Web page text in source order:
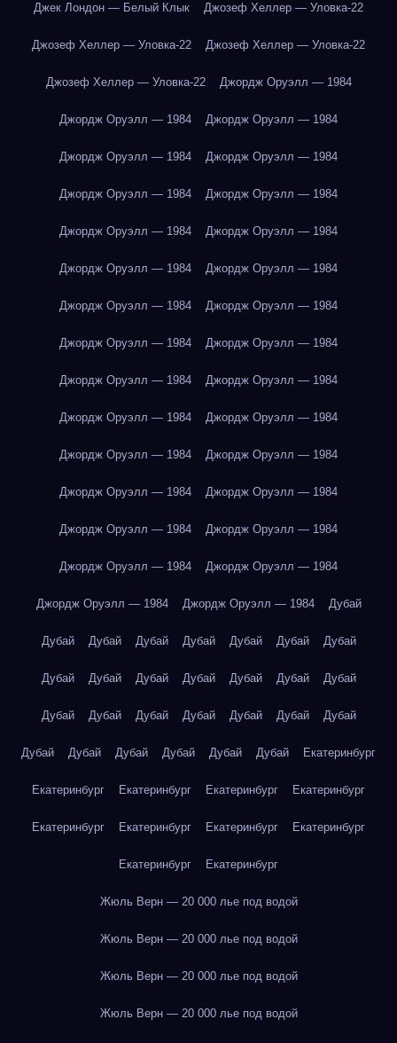
Джек Лондон — Белый Клык Джозеф Хеллер — Уловка-22
Джозеф Хеллер — Уловка-22 Джозеф Хеллер — Уловка-22
Джозеф Хеллер — Уловка-22 Джордж Оруэлл — 1984
Джордж Оруэлл — 1984 Джордж Оруэлл — 1984
Джордж Оруэлл — 1984 Джордж Оруэлл — 1984
Джордж Оруэлл — 1984 Джордж Оруэлл — 1984
Джордж Оруэлл — 1984 Джордж Оруэлл — 1984
Джордж Оруэлл — 1984 Джордж Оруэлл — 1984
Джордж Оруэлл — 1984 Джордж Оруэлл — 1984
Джордж Оруэлл — 1984 Джордж Оруэлл — 1984
Джордж Оруэлл — 1984 Джордж Оруэлл — 1984
Джордж Оруэлл — 1984 Джордж Оруэлл — 1984
Джордж Оруэлл — 1984 Джордж Оруэлл — 1984
Джордж Оруэлл — 1984 Джордж Оруэлл — 1984
Джордж Оруэлл — 1984 Джордж Оруэлл — 1984
Джордж Оруэлл — 1984 Джордж Оруэлл — 1984
Джордж Оруэлл — 1984 Джордж Оруэлл — 1984 Дубай
Дубай Дубай Дубай Дубай Дубай Дубай Дубай
Дубай Дубай Дубай Дубай Дубай Дубай Дубай
Дубай Дубай Дубай Дубай Дубай Дубай Дубай
Дубай Дубай Дубай Дубай Дубай Дубай Екатеринбург
Екатеринбург Екатеринбург Екатеринбург Екатеринбург
Екатеринбург Екатеринбург Екатеринбург Екатеринбург
Екатеринбург Екатеринбург
Жюль Верн — 20 000 лье под водой
Жюль Верн — 20 000 лье под водой
Жюль Верн — 20 000 лье под водой
Жюль Верн — 20 000 лье под водой